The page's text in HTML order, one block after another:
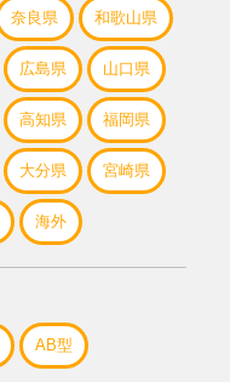
奈良県 和歌山県
広島県 山口県
高知県 福岡県
大分県 宮崎県
海外
AB型